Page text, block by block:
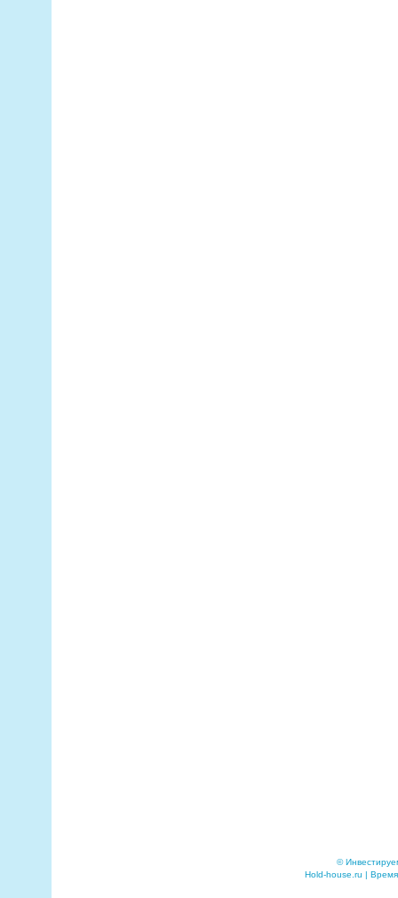
©
Hold-house.ru |